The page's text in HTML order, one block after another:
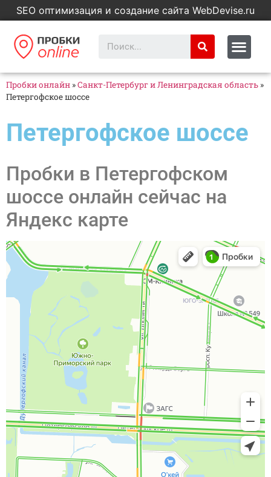
SEO оптимизация и создание сайта WebDevise.ru
Пробки онлайн »Санкт-Петербург и Ленинградская область »
Петергофское шоссе
Петергофское шоссе
Пробки в Петергофском
шоссе онлайн сейчас на
Яндекс карте